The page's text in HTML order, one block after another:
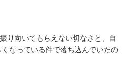
り向いてもらえない切なさと、自
なっている件で落ち込んでいたの